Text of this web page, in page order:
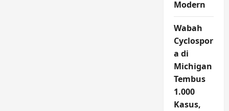
Modern
Wabah
Cyclospor
a di
Michigan
Tembus
1.000
Kasus,